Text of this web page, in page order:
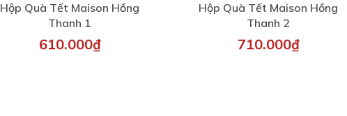
Hộp Quà Tết Maison Hồng
Thanh 1
610.000₫
Hộp Quà Tết Maison Hồng
Thanh 2
710.000₫